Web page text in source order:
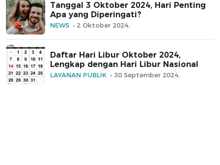
Tanggal 3 Oktober 2024, Hari Penting
Apa yang Diperingati?
NEWS 2 Oktober 2024,
Daftar Hari Libur Oktober 2024,
Lengkap dengan Hari Libur Nasional
LAYANAN PUBLIK 30 September 2024,